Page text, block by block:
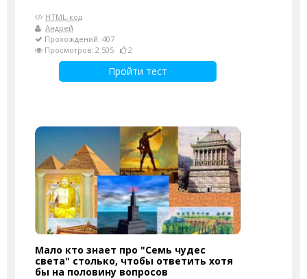
HTML-код
Андрей
Прохождений: 407
Просмотров: 2 505
2
Пройти тест
Мало кто знает про "Семь чудес
света" столько, чтобы ответить хотя
бы на половину вопросов